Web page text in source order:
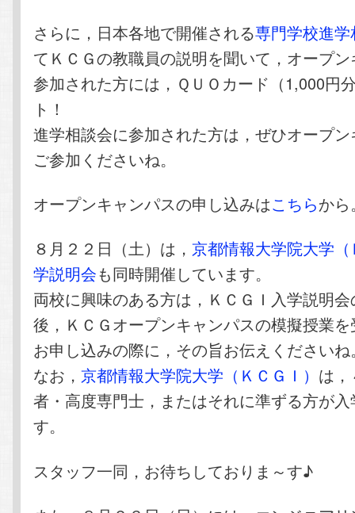
さらに，日本各地で開催される専門学校進
てＫＣＧの教職員の説明を聞いて，オープ
参加された方には，ＱＵＯカード（1,000円
ト！
進学相談会に参加された方は，ぜひオープ
ご参加くださいね。
オープンキャンパスの申し込みはこちらから
８月２２日（土）は， 京都情報大学院大学
学説明会も同時開催しています。
両校に興味のある方は，ＫＣＧＩ入学説明
後，ＫＣＧオープンキャンパスの模擬授業
お申し込みの際に，その旨お伝えくださいね
なお， 京都情報大学院大学（ＫＣＧＩ） は
者・高度専門士，またはそれに準ずる方が
す。
スタッフ一同，お待ちしておりま～す♪